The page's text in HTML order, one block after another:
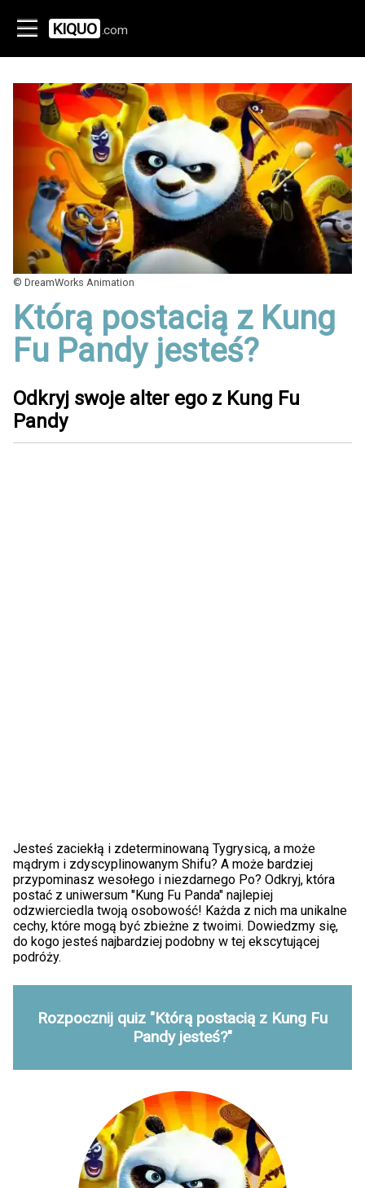
KIQUO .com
© DreamWorks Animation
Którą postacią z Kung
Fu Pandy jesteś?
Odkryj swoje alter ego z Kung Fu
Pandy
Jesteś zaciekłą i zdeterminowaną Tygrysicą, a może
mądrym i zdyscyplinowanym Shifu? A może bardziej
przypominasz wesołego i niezdarnego Po? Odkryj, która
postać z uniwersum "Kung Fu Panda" najlepiej
odzwierciedla twoją osobowość! Każda z nich ma unikalne
cechy, które mogą być zbieżne z twoimi. Dowiedzmy się,
do kogo jesteś najbardziej podobny w tej ekscytującej
podróży.
Rozpocznij quiz "Którą postacią z Kung Fu
Pandy jesteś?"